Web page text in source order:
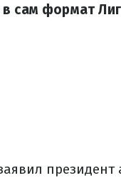
в сам формат